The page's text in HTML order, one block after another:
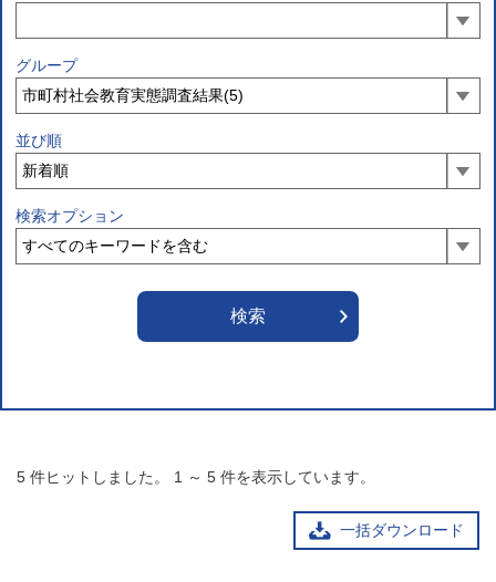
グループ
並び順
検索オプション
5 件ヒットしました。 1 ～ 5 件を表示しています。
一括ダウンロード